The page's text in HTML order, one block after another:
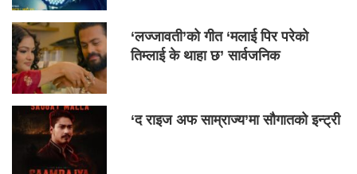
‘लज्जावती’को गीत ‘मलाई पिर परेको
तिम्लाई के थाहा छ’ सार्वजनिक
‘द राइज अफ साम्राज्य’मा सौगातको इन्ट्री